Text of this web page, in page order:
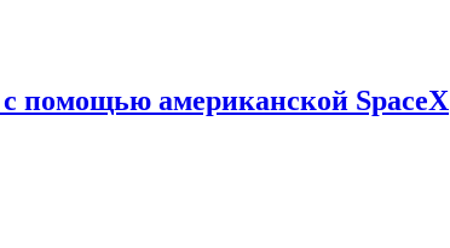
помощью американской SpaceX